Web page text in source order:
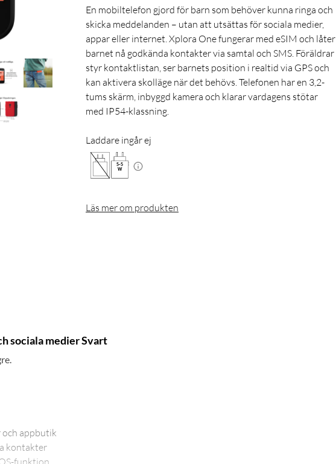
En mobiltelefon gjord för barn som behöver kunna ringa och
skicka meddelanden – utan att utsättas för sociala medier,
appar eller internet. Xplora One fungerar med eSIM och låter
barnet nå godkända kontakter via samtal och SMS. Föräldrar
styr kontaktlistan, ser barnets position i realtid via GPS och
kan aktivera skolläge när det behövs. Telefonen har en 3,2-
tums skärm, inbyggd kamera och klarar vardagens stötar
med IP54-klassning.
Laddare ingår ej
5-5
W
Läs mer om produkten
sociala medier Svart
appbutik
kontakter